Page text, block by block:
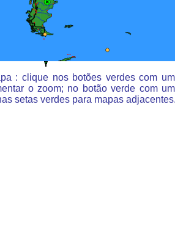
: clique nos botões verdes com
o zoom; no botão verde com
setas verdes para mapas